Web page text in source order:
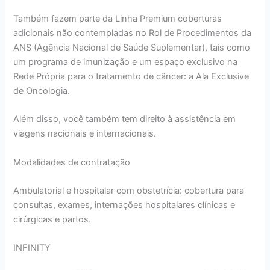
Também fazem parte da Linha Premium coberturas
adicionais não contempladas no Rol de Procedimentos da
ANS (Agência Nacional de Saúde Suplementar), tais como
um programa de imunização e um espaço exclusivo na
Rede Própria para o tratamento de câncer: a Ala Exclusive
de Oncologia.
Além disso, você também tem direito à assistência em
viagens nacionais e internacionais.
Modalidades de contratação
Ambulatorial e hospitalar com obstetrícia: cobertura para
consultas, exames, internações hospitalares clínicas e
cirúrgicas e partos.
INFINITY